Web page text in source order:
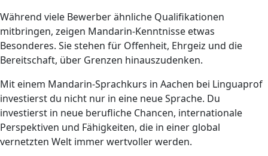
Während viele Bewerber ähnliche Qualifikationen
mitbringen, zeigen Mandarin-Kenntnisse etwas
Besonderes. Sie stehen für Offenheit, Ehrgeiz und die
Bereitschaft, über Grenzen hinauszudenken.
Mit einem Mandarin-Sprachkurs in Aachen bei Linguaprof
investierst du nicht nur in eine neue Sprache. Du
investierst in neue berufliche Chancen, internationale
Perspektiven und Fähigkeiten, die in einer global
vernetzten Welt immer wertvoller werden.